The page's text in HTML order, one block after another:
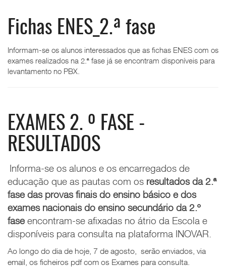
Fichas ENES_2.ª fase
Informam-se os alunos interessados que as fichas ENES com os
exames realizados na 2.ª fase já se encontram disponíveis para
levantamento no PBX.
EXAMES 2. º FASE -
RESULTADOS
Informa-se os alunos e os encarregados de
educação que as pautas com os resultados da 2.ª
fase das provas finais do ensino básico e dos
exames nacionais do ensino secundário da2.º
fase encontram-se afixadas no átrio da Escola e
disponíveis para consulta na plataforma INOVAR.
Ao longo do dia de hoje, 7 de agosto, serão enviados, via
email, os ficheiros pdf com os Exames para consulta.